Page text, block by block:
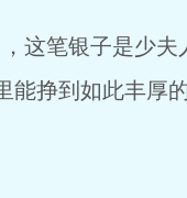
笔银子是少夫
挣到如此丰厚